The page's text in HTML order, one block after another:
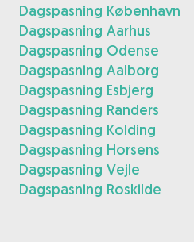
Dagspasning København
Dagspasning Aarhus
Dagspasning Odense
Dagspasning Aalborg
Dagspasning Esbjerg
Dagspasning Randers
Dagspasning Kolding
Dagspasning Horsens
Dagspasning Vejle
Dagspasning Roskilde